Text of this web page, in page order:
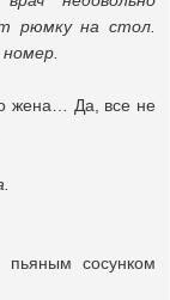
рюмку на стол.
жена… Да, все не
сосунком